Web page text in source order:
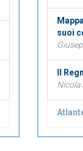
suoi
Il
Nicola